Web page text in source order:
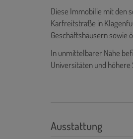
Diese Immobilie mit den
Karfreitstraße in
Geschäftshäusern sowie
In unmittelbarer Nähe
Universitäten und höhere
Ausstattung